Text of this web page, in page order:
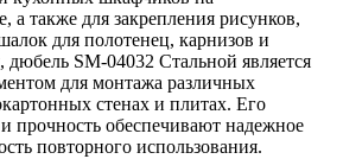
а также для закрепления рисунков,
для полотенец, карнизов и
дюбель SM-04032 Стальной является
для монтажа различных
стенах и плитах. Его
прочность обеспечивают надежное
повторного использования.